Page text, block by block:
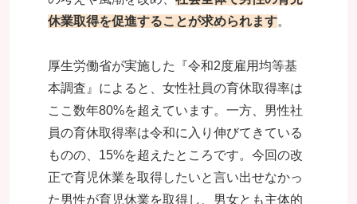
休業取得を促進することが求められます。
厚生労働省が実施した『令和2度雇用均等基
本調査』によると、女性社員の育休取得率は
ここ数年80%を超えています。一方、男性社
員の育休取得率は令和に入り伸びてきている
ものの、15%を超えたところです。今回の改
正で育児休業を取得したいと言い出せなかっ
た男性が育児休業を取得し、男女とも主体的